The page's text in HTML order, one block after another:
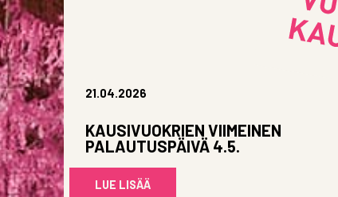
21.04.2026
KAUSIVUOKRIEN VIIMEINEN
PALAUTUSPÄIVÄ 4.5.
LUE LISÄÄ